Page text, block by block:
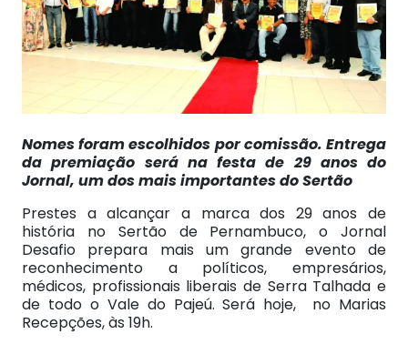
Nomes foram escolhidos por comissão. Entrega
da premiação será na festa de 29 anos do
Jornal, um dos mais importantes do Sertão
Prestes a alcançar a marca dos 29 anos de
história no Sertão de Pernambuco, o Jornal
Desafio prepara mais um grande evento de
reconhecimento a políticos, empresários,
médicos, profissionais liberais de Serra Talhada e
de todo o Vale do Pajeú. Será hoje, no Marias
Recepções, às 19h.